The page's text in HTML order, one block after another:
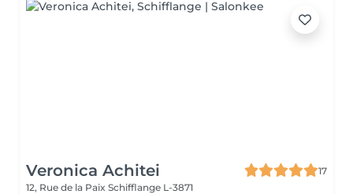
Veronica Achitei
17
12, Rue de la Paix Schifflange L-3871